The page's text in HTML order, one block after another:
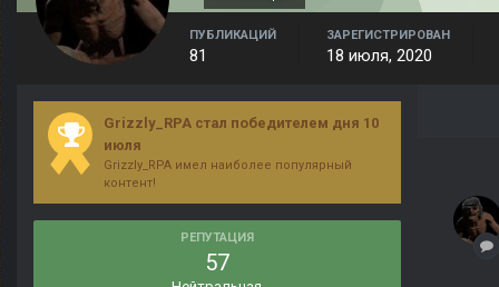
ПУБЛИКАЦИЙ
81
ЗАРЕГИСТРИРОВАН
18 июля, 2020
Grizzly_RPA стал победителем дня 10
июля
Grizzly_RPA имел наиболее популярный
контент!
РЕПУТАЦИЯ
57